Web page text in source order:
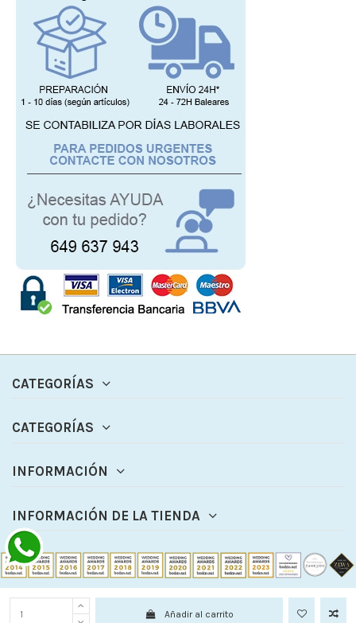
Añadir al carrito
CATEGORÍAS
CATEGORÍAS
INFORMACIÓN
INFORMACIÓN DE LA TIENDA